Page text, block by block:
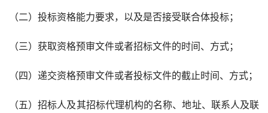
（二）投标资格能力要求，以及是否接受联合体投标；
（三）获取资格预审文件或者招标文件的时间、方式；
（四）递交资格预审文件或者投标文件的截止时间、方式；
（五）招标人及其招标代理机构的名称、地址、联系人及联